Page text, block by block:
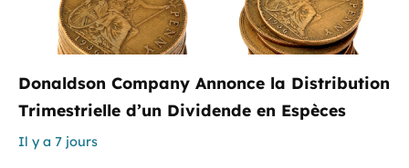
Donaldson Company Annonce la Distribution
Trimestrielle d’un Dividende en Espèces
Il y a 7 jours